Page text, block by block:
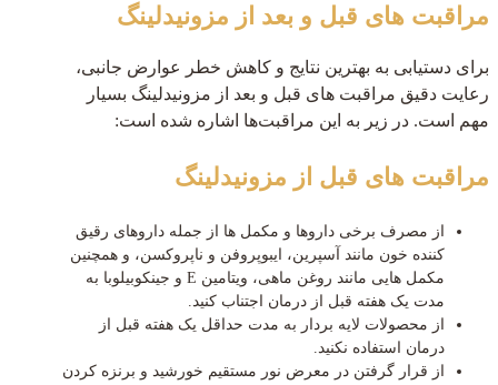
مراقبت های قبل و بعد از مزونیدلینگ
برای دستیابی به بهترین نتایج و کاهش خطر عوارض جانبی،
رعایت دقیق مراقبت های قبل و بعد از مزونیدلینگ بسیار
مهم است. در زیر به این مراقبت‌ها اشاره شده است:
مراقبت های قبل از مزونیدلینگ
از مصرف برخی داروها و مکمل ها از جمله داروهای رقیق
کننده خون مانند آسپرین، ایبوپروفن و ناپروکسن، و همچنین
مکمل هایی مانند روغن ماهی، ویتامین E و جینکوبیلوبا به
مدت یک هفته قبل از درمان اجتناب کنید.
از محصولات لایه بردار به مدت حداقل یک هفته قبل از
درمان استفاده نکنید.
از قرار گرفتن در معرض نور مستقیم خورشید و برنزه کردن